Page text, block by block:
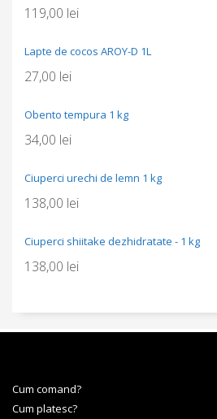
119,00 lei
Lapte de cocos AROY-D 1L
27,00 lei
Obento tempura 1 kg
34,00 lei
Ciuperci urechi de lemn 1 kg
138,00 lei
Ciuperci shiitake dezhidratate - 1 kg
138,00 lei
Cum comand?
Cum platesc?